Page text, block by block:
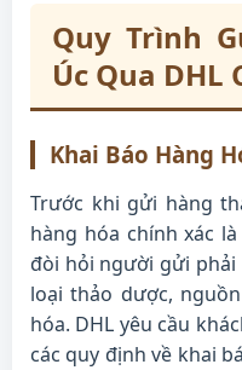
Quy Trình
Úc Qua DHL
Khai Báo Hàng
Trước khi gửi hàng
hàng hóa chính xác
đòi hỏi người gửi phải
loại thảo dược,
hóa. DHL yêu cầu
các quy định về khai